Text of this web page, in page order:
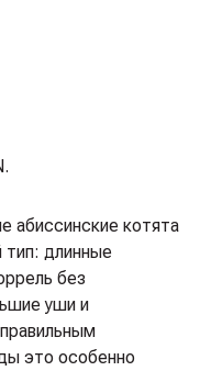
абиссинские котята
тип: длинные
без
уши и
это особенно